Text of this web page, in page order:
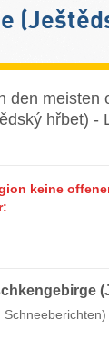
den meisten
hřbet) -
keine
Schneeberichten)